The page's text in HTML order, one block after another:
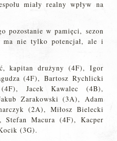
miały realny wpływ na
pozostanie w pamięci, sezon
ma nie tylko potencjał, ale i
kapitan drużyny (4F), Igor
(4F), Bartosz Rychlicki
Jacek Kawalec (4B),
Zarakowski (3A), Adam
(2A), Miłosz Bielecki
Macura (4F), Kacper
(3G).